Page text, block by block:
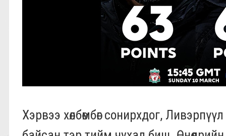
Хэрвээ хөлбөмбөг сонирхдог,